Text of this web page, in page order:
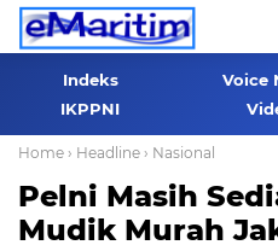
Indeks Voice
IKPPNI
Home › Headline › Nasional
Pelni Masih
Mudik Murah